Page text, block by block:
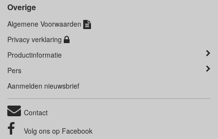
Overige
Algemene Voorwaarden
Privacy verklaring
Productinformatie
Pers
Aanmelden nieuwsbrief
Contact
Volg ons op Facebook